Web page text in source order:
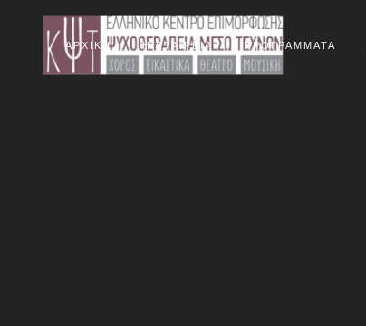
ΑΡΧΙΚΗ Η ΕΤΑΙΡΕΙΑ ΠΡΟΓΡΑΜΜΑΤΑ